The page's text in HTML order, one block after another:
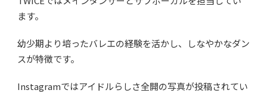
ます。
幼少期より培ったバレエの経験を活かし、しなやかなダン
スが特徴です。
Instagramではアイドルらしさ全開の写真が投稿されてい